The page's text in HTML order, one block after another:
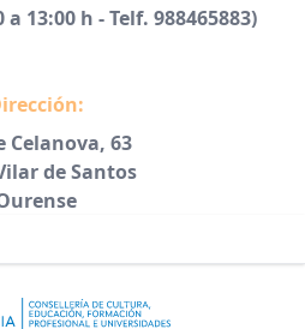
13:00 h - Telf. 988465883)
Celanova, 63
de Santos